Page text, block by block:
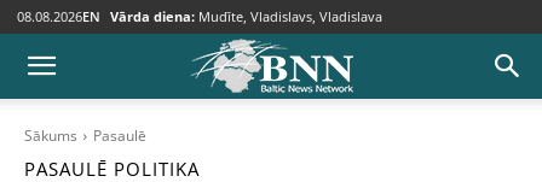
08.08.2026EN Vārda diena: Mudīte, Vladislavs, Vladislava
Sākums Pasaulē
PASAULĒ POLITIKA